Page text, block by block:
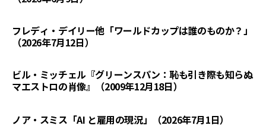
フレディ・デイリー他「ワールドカップは誰のものか？」
（2026年7月12日）
ビル・ミッチェル『グリーンスパン：恥も引き際も知らぬ
マエストロの肖像』（2009年12月18日）
ノア・スミス「AI と雇用の現況」（2026年7月1日）